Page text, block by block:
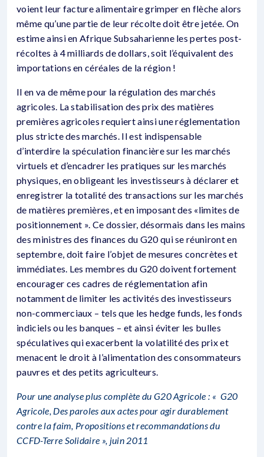
voient leur facture alimentaire grimper en flèche alors
même qu’une partie de leur récolte doit être jetée. On
estime ainsi en Afrique Subsaharienne les pertes post-
récoltes à 4 milliards de dollars, soit l’équivalent des
importations en céréales de la région !
Il en va de même pour la régulation des marchés
agricoles. La stabilisation des prix des matières
premières agricoles requiert ainsi une réglementation
plus stricte des marchés. Il est indispensable
d’interdire la spéculation financière sur les marchés
virtuels et d’encadrer les pratiques sur les marchés
physiques, en obligeant les investisseurs à déclarer et
enregistrer la totalité des transactions sur les marchés
de matières premières, et en imposant des «limites de
positionnement ». Ce dossier, désormais dans les mains
des ministres des finances du G20 qui se réuniront en
septembre, doit faire l’objet de mesures concrètes et
immédiates. Les membres du G20 doivent fortement
encourager ces cadres de réglementation afin
notamment de limiter les activités des investisseurs
non-commerciaux – tels que les hedge funds, les fonds
indiciels ou les banques – et ainsi éviter les bulles
spéculatives qui exacerbent la volatilité des prix et
menacent le droit à l’alimentation des consommateurs
pauvres et des petits agriculteurs.
Pour une analyse plus complète du G20 Agricole : « G20
Agricole, Des paroles aux actes pour agir durablement
contre la faim, Propositions et recommandations du
CCFD-Terre Solidaire », juin 2011